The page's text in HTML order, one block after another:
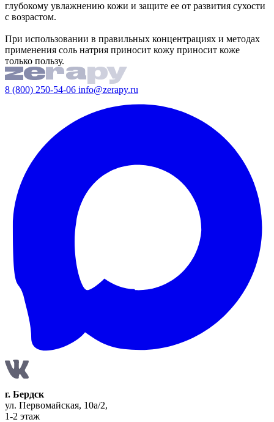
глубокому увлажнению кожи и защите ее от развития сухости
с возрастом.
При использовании в правильных концентрациях и методах
применения соль натрия приносит кожу приносит коже
только пользу.
8 (800) 250-54-06 info@zerapy.ru
г. Бердск
ул. Первомайская, 10а/2,
1-2 этаж